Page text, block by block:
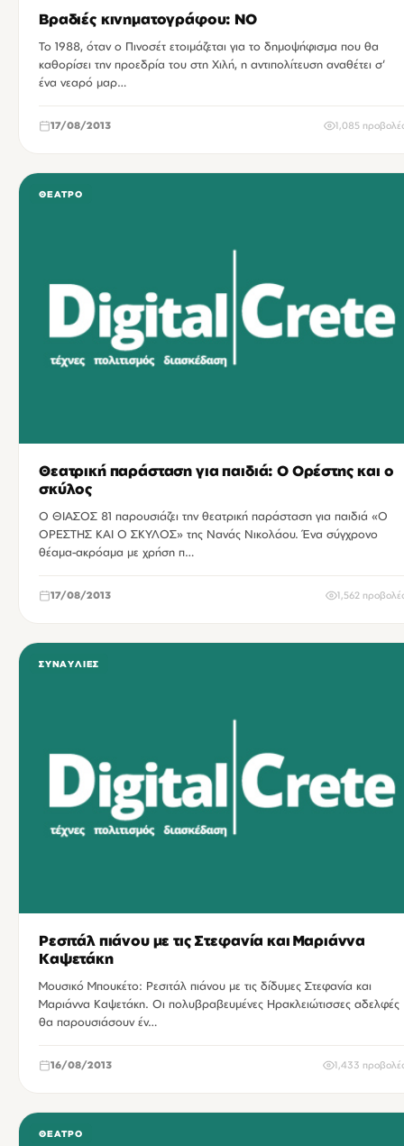
Bραδιές κινηματογράφου: ΝΟ
Το 1988, όταν ο Πινοσέτ ετοιμάζεται για το δημοψήφισμα που θα
καθορίσει την προεδρία του στη Χιλή, η αντιπολίτευση αναθέτει σ’
ένα νεαρό μαρ…
17/08/2013 1,085
ΘΈΑΤΡΟ
Θεατρική παράσταση για παιδιά: Ο Ορέστης και ο
σκύλος
Ο ΘΙΑΣΟΣ 81 παρουσιάζει την θεατρική παράσταση για παιδιά «Ο
ΟΡΕΣΤΗΣ ΚΑΙ Ο ΣΚΥΛΟΣ» της Νανάς Νικολάου. Ένα σύγχρονο
θέαμα-ακρόαμα με χρήση π…
17/08/2013 1,562
ΣΥΝΑΥΛΊΕΣ
Ρεσιτάλ πιάνου με τις Στεφανία και Μαριάννα
Καψετάκη
Μουσικό Μπουκέτο: Ρεσιτάλ πιάνου με τις δίδυμες Στεφανία και
Μαριάννα Καψετάκη. Οι πολυβραβευμένες Ηρακλειώτισσες αδελφές
θα παρουσιάσουν έν…
16/08/2013 1,433
ΘΈΑΤΡΟ